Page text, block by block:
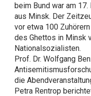
beim Bund war am
aus Minsk. Der
vor etwa 100
des Ghettos in Minsk
Nationalsozialisten.
Prof. Dr. Wolfgang
die
Petra Rentrop